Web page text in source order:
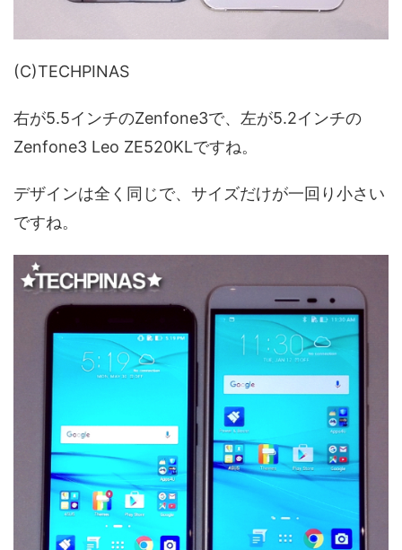
(C)TECHPINAS
右が5.5インチのZenfone3で、左が5.2インチの
Zenfone3 Leo ZE520KLですね。
デザインは全く同じで、サイズだけが一回り小さい
ですね。